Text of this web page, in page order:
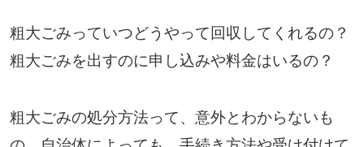
粗大ごみっていつどうやって回収してくれるの？
粗大ごみを出すのに申し込みや料金はいるの？
粗大ごみの処分方法って、意外とわからないも